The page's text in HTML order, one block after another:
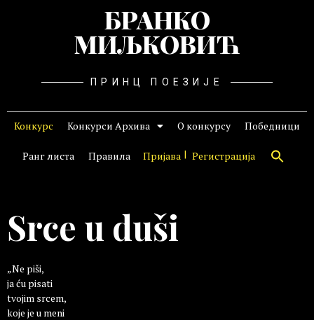
БРАНКО
МИЉКОВИЋ
ПРИНЦ ПОЕЗИЈЕ
Конкурс Конкурси Архива О конкурсу Победници
Ранг листа Правила Пријава Регистрација
Srce u duši
„Ne piši,
ja ću pisati
tvojim srcem,
koje je u meni